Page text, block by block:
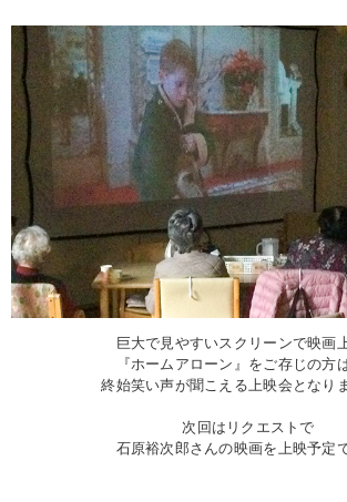
巨大で見やすいスクリーンで映画
『ホームアローン』をご存じの方
終始笑い声が聞こえる上映会となり
次回はリクエストで
石原裕次郎さんの映画を上映予定